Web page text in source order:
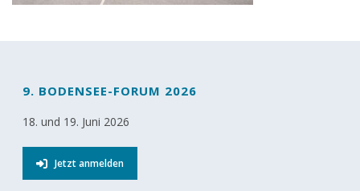
9. BODENSEE-FORUM 2026
18. und 19. Juni 2026
Jetzt anmelden